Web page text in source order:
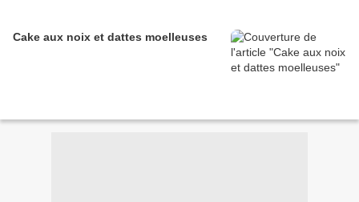
Cake aux noix et dattes moelleuses